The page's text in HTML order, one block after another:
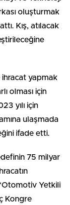
oluşturmak
Kış, atılacak
yapmak
olması için
yılı için
ulaşmada
ifade etti.
75 milyar
‘Otomotiv Yetkili
Kongre